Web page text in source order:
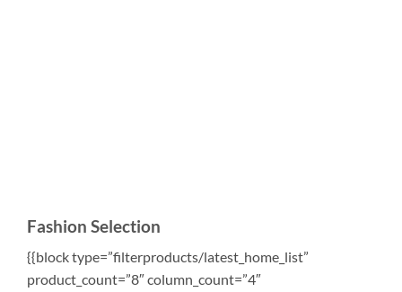
Fashion Selection
{{block type=”filterproducts/latest_home_list”
product_count=”8″ column_count=”4″